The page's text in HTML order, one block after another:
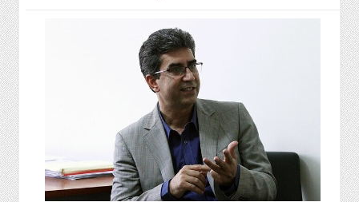
بورس
و
شهری
گاز
و
پتروشیمی
صنعت
و